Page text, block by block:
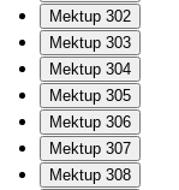
Mektup 302
Mektup 303
Mektup 304
Mektup 305
Mektup 306
Mektup 307
Mektup 308